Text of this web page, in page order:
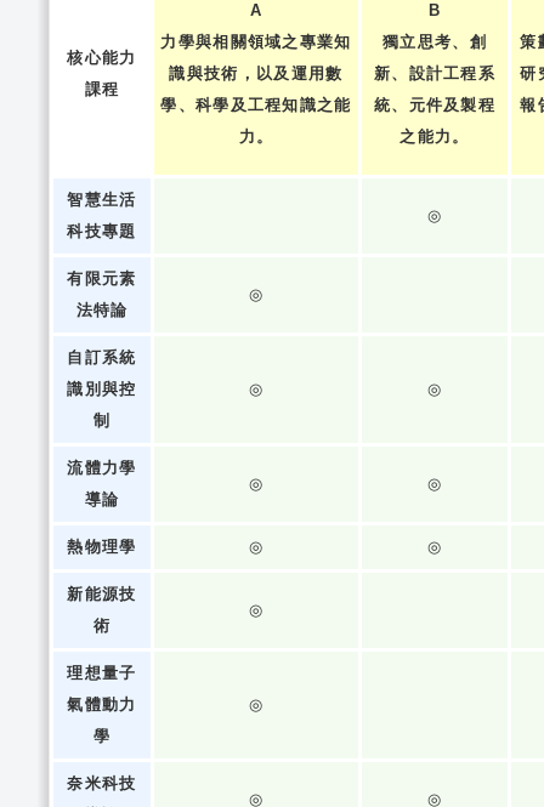
核心能力
課程
A
力學與相關領域之專業知
識與技術，以及運用數
學、科學及工程知識之能
力。
B
獨立思考、創
新、設計工程系
統、元件及製程
之能力。
策
研
報
智慧生活
科技專題
◎
有限元素
法特論
◎
自訂系統
識別與控
制
◎ ◎
流體力學
導論
◎ ◎
熱物理學 ◎ ◎
新能源技
術
◎
理想量子
氣體動力
學
◎
奈米科技
◎ ◎